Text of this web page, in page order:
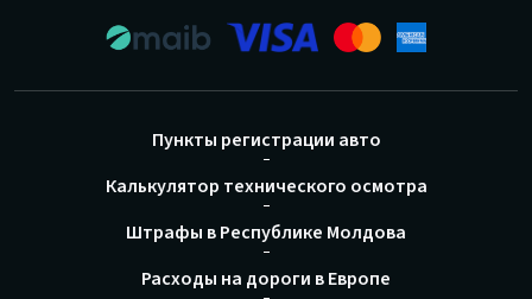
Пункты регистрации авто
Калькулятор технического осмотра
Штрафы в Республике Молдова
Расходы на дороги в Европе